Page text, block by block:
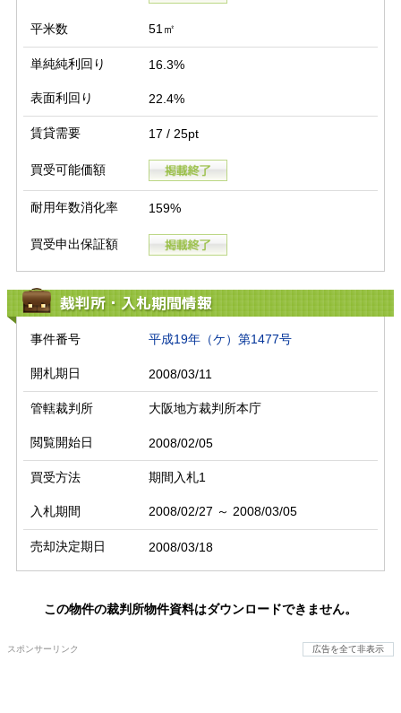
平米数 51㎡
単純純利回り 16.3%
表面利回り 22.4%
賃貸需要 17 / 25pt
買受可能価額
耐用年数消化率 159%
買受申出保証額
裁判所・入札期間情報
事件番号 平成19年（ケ）第1477号
開札期日 2008/03/11
管轄裁判所 大阪地方裁判所本庁
閲覧開始日 2008/02/05
買受方法 期間入札1
入札期間 2008/02/27 ～ 2008/03/05
売却決定期日 2008/03/18
この物件の裁判所物件資料はダウンロードできません。
スポンサーリンク 広告を全て非表示